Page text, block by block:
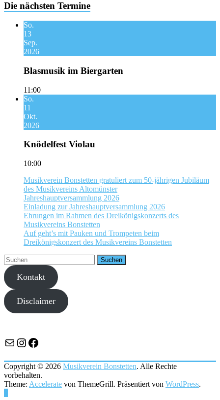
Die nächsten Termine
So.
13
Sep.
2026
Blasmusik im Biergarten
11:00
So.
11
Okt.
2026
Knödelfest Violau
10:00
Musikverein Bonstetten gratuliert zum 50-jährigen Jubiläum
des Musikvereins Altomünster
Jahreshauptversammlung 2026
Einladung zur Jahreshauptversammlung 2026
Ehrungen im Rahmen des Dreikönigskonzerts des
Musikvereins Bonstetten
Auf geht’s mit Pauken und Trompeten beim
Dreikönigskonzert des Musikvereins Bonstetten
Kontakt
Disclaimer
E-MailInstagram
Facebook
Copyright © 2026 Musikverein Bonstetten. Alle Rechte
vorbehalten.
Theme: Accelerate von ThemeGrill. Präsentiert von WordPress.